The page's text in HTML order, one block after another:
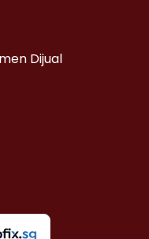
Dijual